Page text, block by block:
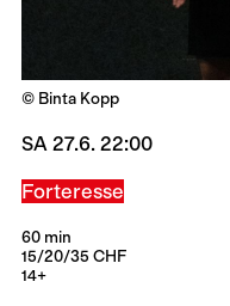
© Binta Kopp
SA 27.6. 22:00
Forteresse
60 min
15/20/35 CHF
14+